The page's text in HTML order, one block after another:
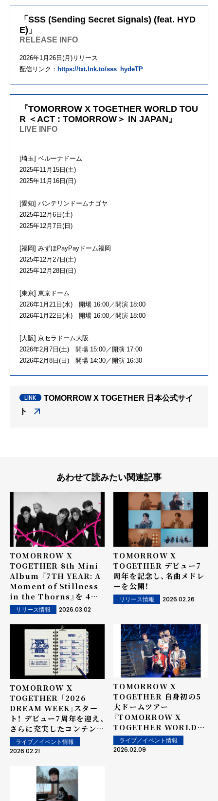
「SSS (Sending Secret Signals) (feat. HYD
E)」
RELEASE INFO
2026年1月26日(月)リリース
配信リンク： https://txt.lnk.to/sss_hydeTP
『TOMORROW X TOGETHER WORLD TOU
R ＜ACT : TOMORROW＞ IN JAPAN』
LIVE INFO
[埼玉] ベルーナドーム
2025年11月15日(土)
2025年11月16日(日)
[愛知] バンテリンドームナゴヤ
2025年12月6日(土)
2025年12月7日(日)
[福岡] みずほPayPayドーム福岡
2025年12月27日(土)
2025年12月28日(日)
[東京] 東京ドーム
2026年1月21日(水) 開場 16:00／開演 18:00
2026年1月22日(木) 開場 16:00／開演 18:00
[大阪] 京セラドーム大阪
2026年2月7日(土) 開場 15:00／開演 17:00
2026年2月8日(日) 開場 14:30／開演 16:30
TOMORROW X TOGETHER 日本公式サイ
ト
あわせて読みたい関連記事
TOMORROW X
TOGETHER 8th Mini
Album 『7TH YEAR: A
Moment of Stillness
in the Thorns』を 4月
13日にリリース！ メンバー
全員揃っての再契約後、 初
となるアルバムリリース！
「棘」の存在感が印象的な
トレーラー映像も公開！
リリース情報 2026.03.02
TOMORROW X
TOGETHER デビュー7
周年を記念し、名曲メドレ
ーを公開！
リリース情報 2026.02.26
TOMORROW X
TOGETHER 「2026
DREAM WEEK」スター
ト！ デビュー7周年を迎え、
さらに充実したコンテンツ
が登場！
ライブ／イベント情報
2026.02.21
TOMORROW X
TOGETHER 自身初の5
大ドームツアー
『TOMORROW X
TOGETHER WORLD
TOUR ＜ACT :
TOMORROW＞ IN
ライブ／イベント情報
2026.02.09